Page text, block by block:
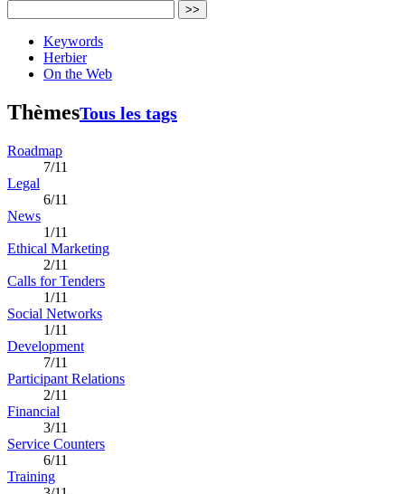
>>
Keywords
Herbier
On the Web
ThèmesTous les tags
Roadmap
7/11
Legal
6/11
News
1/11
Ethical Marketing
2/11
Calls for Tenders
1/11
Social Networks
1/11
Development
7/11
Participant Relations
2/11
Financial
3/11
Service Counters
6/11
Training